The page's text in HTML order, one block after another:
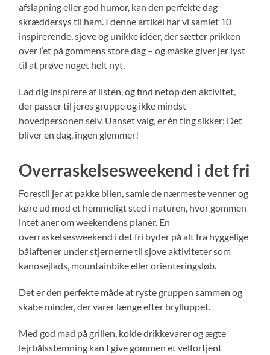
afslapning eller god humor, kan den perfekte dag
skræddersys til ham. I denne artikel har vi samlet 10
inspirerende, sjove og unikke idéer, der sætter prikken
over i’et på gommens store dag – og måske giver jer lyst
til at prøve noget helt nyt.
Lad dig inspirere af listen, og find netop den aktivitet,
der passer til jeres gruppe og ikke mindst
hovedpersonen selv. Uanset valg, er én ting sikker: Det
bliver en dag, ingen glemmer!
Overraskelsesweekend i det fri
Forestil jer at pakke bilen, samle de nærmeste venner og
køre ud mod et hemmeligt sted i naturen, hvor gommen
intet aner om weekendens planer. En
overraskelsesweekend i det fri byder på alt fra hyggelige
bålaftener under stjernerne til sjove aktiviteter som
kanosejlads, mountainbike eller orienteringsløb.
Det er den perfekte måde at ryste gruppen sammen og
skabe minder, der varer længe efter brylluppet.
Med god mad på grillen, kolde drikkevarer og ægte
lejrbålsstemning kan I give gommen et velfortjent